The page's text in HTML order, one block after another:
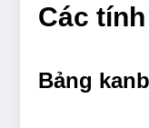
Các
Bảng